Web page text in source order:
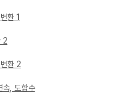
환 1
2
환 2
속, 도함수